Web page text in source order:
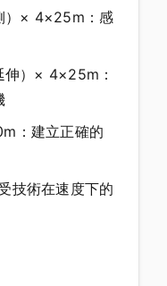
）× 4×25m：感
伸）× 4×25m：
：建立正確的
技術在速度下的